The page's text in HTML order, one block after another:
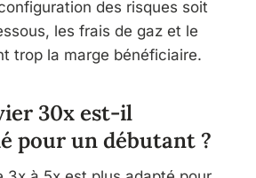
des risques soit
les frais de gaz et le
trop la marge bénéficiaire.
30x est-il
pour un débutant ?